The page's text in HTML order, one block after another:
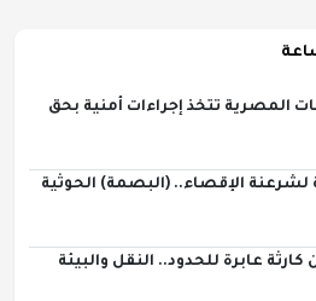
المصرية تتخذ إجراءات أمنية بحق
لشرعنة الإقصاء.. (البصمة) الحوثية
عابرة للحدود.. النقل والبيئة